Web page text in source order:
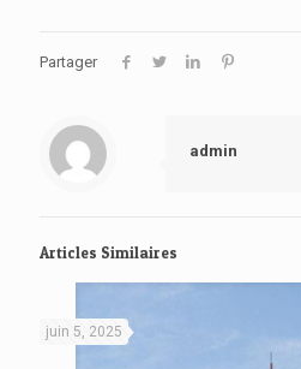
Partager
admin
Articles Similaires
juin 5, 2025